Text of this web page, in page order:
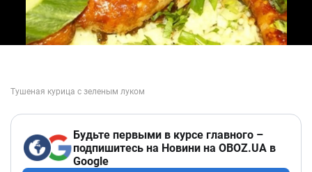
Будьте первыми в курсе главного –
подпишитесь на Новини на OBOZ.UA в
Google